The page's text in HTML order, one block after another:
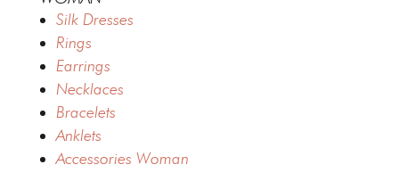
Silk Dresses
Rings
Earrings
Necklaces
Bracelets
Anklets
Accessories Woman